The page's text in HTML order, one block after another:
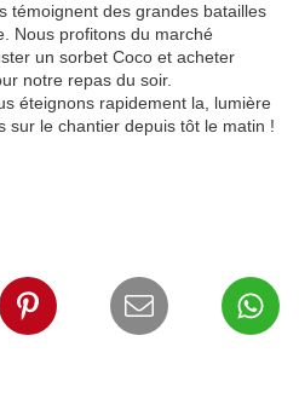
témoignent des grandes batailles
Nous profitons du marché
un sorbet Coco et acheter
notre repas du soir.
éteignons rapidement la, lumière
sur le chantier depuis tôt le matin !